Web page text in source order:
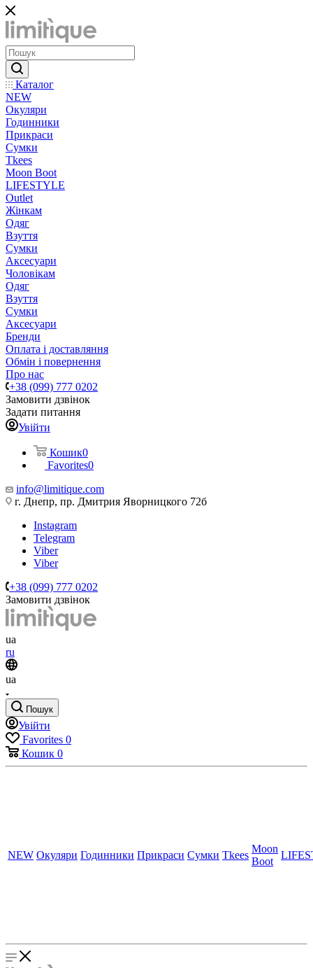
Каталог
NEW
Окуляри
Годинники
Прикраси
Сумки
Tkees
Moon Boot
LIFESTYLE
Outlet
Жінкам
Одяг
Взуття
Сумки
Аксесуари
Чоловікам
Одяг
Взуття
Сумки
Аксесуари
Бренди
Оплата і доставляння
Обмін і повернення
Про нас
+38 (099) 777 0202
Замовити дзвінок
Задати питання
Увійти
Кошик0
Favorites0
info@limitique.com
г. Днепр, пр. Дмитрия Яворницкого 72б
Instagram
Telegram
Viber
Viber
+38 (099) 777 0202
Замовити дзвінок
ua
ru
ua
Пошук
Увійти
Favorites 0
Кошик 0
NEW Окуляри Годинники Прикраси Сумки Tkees
Moon
Boot